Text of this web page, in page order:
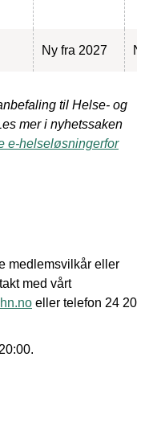
Ny fra 2027 Ny
til Helse- og
mer i nyhetssaken
e-helseløsningerfor
medlemsvilkår eller
med vårt
eller telefon 24 20